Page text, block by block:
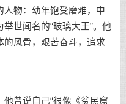
物：幼年饱受磨难，中
世闻名的“玻璃大王”。他
的风骨，艰苦奋斗，追求
曾说自己“很像《贫民窟